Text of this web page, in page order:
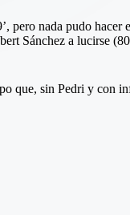
pero nada pudo hacer
Sánchez a lucirse
que, sin Pedri y con